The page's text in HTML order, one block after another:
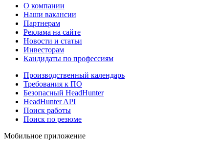
О компании
Наши вакансии
Партнерам
Реклама на сайте
Новости и статьи
Инвесторам
Кандидаты по профессиям
Производственный календарь
Требования к ПО
Безопасный HeadHunter
HeadHunter API
Поиск работы
Поиск по резюме
Мобильное приложение